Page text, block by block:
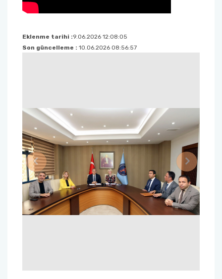
Eklenme tarihi :9.06.2026 12:08:05
Son güncelleme : 10.06.2026 08:56:57
Previous Next